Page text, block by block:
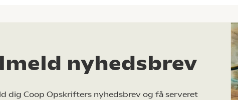
nyhedsbrev
dig Coop Opskrifters nyhedsbrev og få serveret